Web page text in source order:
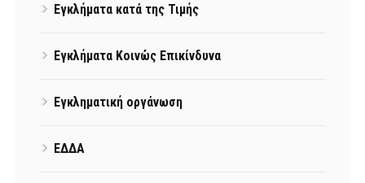
Εγκλήματα κατά της Τιμής
Εγκλήματα Κοινώς Επικίνδυνα
Εγκληματική οργάνωση
ΕΔΔΑ